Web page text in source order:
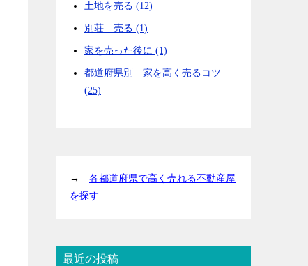
土地を売る (12)
別荘 売る (1)
家を売った後に (1)
都道府県別 家を高く売るコツ
(25)
→ 各都道府県で高く売れる不動産屋
を探す
最近の投稿